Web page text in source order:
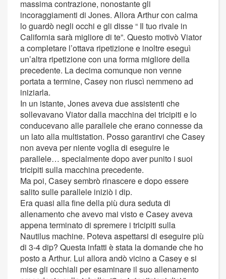
massima contrazione, nonostante gli
incoraggiamenti di Jones. Allora Arthur con calma
lo guardò negli occhi e gli disse “ Il tuo rivale in
California sarà migliore di te”. Questo motivò Viator
a completare l’ottava ripetizione e inoltre eseguì
un’altra ripetizione con una forma migliore della
precedente. La decima comunque non venne
portata a termine, Casey non riuscì nemmeno ad
iniziarla.
In un istante, Jones aveva due assistenti che
sollevavano Viator dalla macchina dei tricipiti e lo
conducevano alle parallele che erano connesse da
un lato alla multistation. Posso garantirvi che Casey
non aveva per niente voglia di eseguire le
parallele… specialmente dopo aver punito i suoi
tricipiti sulla macchina precedente.
Ma poi, Casey sembrò rinascere e dopo essere
salito sulle parallele iniziò i dip.
Era quasi alla fine della più dura seduta di
allenamento che avevo mai visto e Casey aveva
appena terminato di spremere i tricipiti sulla
Nautilus machine. Poteva aspettarsi di eseguire più
di 3-4 dip? Questa infatti è stata la domande che ho
posto a Arthur. Lui allora andò vicino a Casey e si
mise gli occhiali per esaminare il suo allenamento